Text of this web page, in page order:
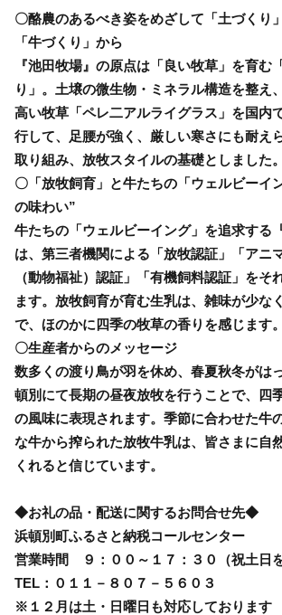
〇酪農のあるべき姿をめざして「土づくり
「牛づくり」から
『池田牧場』の原点は「良い牧草」を育む
り」。土壌の微生物・ミネラル構造を整え
高い牧草「ペレ二アルライグラス」を国内
行して、足腰が強く、厳しい寒さにも耐え
取り組み、放牧スタイルの基礎としました。
〇「放牧飼育」と牛たちの「ウェルビーイ
の味わい”
牛たちの「ウェルビーイング」を追求する
は、第三者機関による「放牧認証」「アニ
（動物福祉）認証」「有機飼料認証」をそ
ます。放牧飼育が育む生乳は、雑味が少な
で、ほのかに四季の牧草の香りを感じます。
〇生産者からのメッセージ
数多くの渡り鳥が羽を休め、春夏秋冬がは
頓別にて長期の昼夜放牧を行うことで、四
の風味に表現されます。季節に合わせた牛
な牛から搾られた放牧牛乳は、皆さまに自
くれると信じています。
◆お礼の品・配送に関するお問合せ先◆
浜頓別町ふるさと納税コールセンター
営業時間 ９：００～１７：３０（祝土日を
TEL：０１１－８０７－５６０３
※１２月は土・日曜日も対応しております